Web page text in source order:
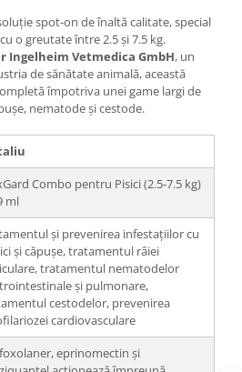
spot-on de înaltă calitate, special
o greutate între 2.5 și 7.5 kg.
Ingelheim Vetmedica GmbH, un
de sănătate animală, această
împotriva unei game largi de
nematode și cestode.
Combo pentru Pisici (2.5-7.5 kg)
ml
și prevenirea infestațiilor cu
și căpușe, tratamentul râiei
tratamentul nematodelor
și pulmonare,
cestodelor, prevenirea
cardiovasculare
eprinomectin și